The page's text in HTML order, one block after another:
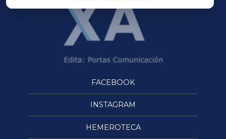
FACEBOOK
INSTAGRAM
HEMEROTECA